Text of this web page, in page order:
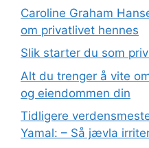
Caroline Graham
om privatlivet hennes
Slik starter du som
Alt du trenger å vite
og eiendommen din
Tidligere
Yamal: – Så jævla